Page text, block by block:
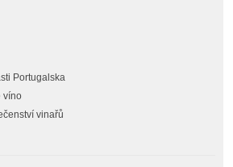
Portugalska
víno
vinařů